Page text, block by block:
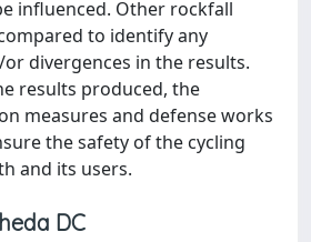
influenced. Other rockfall
to identify any
divergences in the results.
results produced, the
measures and defense works
the safety of the cycling
and its users.
DC